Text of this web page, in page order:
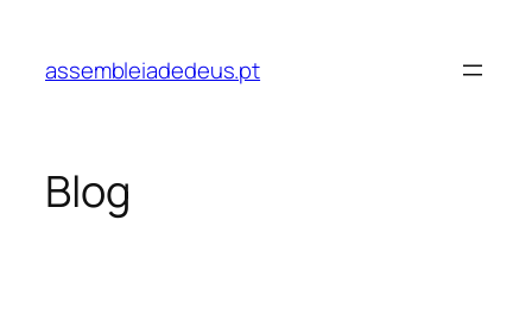
assembleiadedeus.pt
Blog